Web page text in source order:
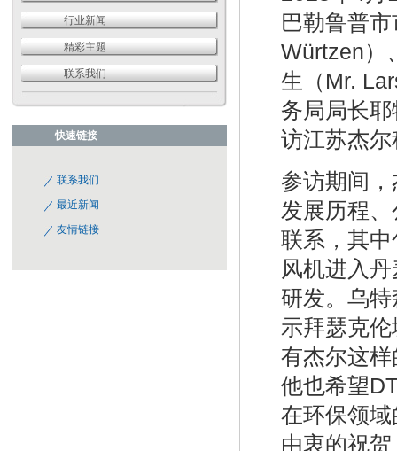
巴勒鲁普
Würtzen）
生（Mr.
务局局长
访江苏杰
参访期间
发展历程
联系，其
风机进入
研发。乌
示拜瑟克
有杰尔这
他也希望
在环保领
由衷的祝
行业新闻
精彩主题
联系我们
快速链接
联系我们
最近新闻
友情链接